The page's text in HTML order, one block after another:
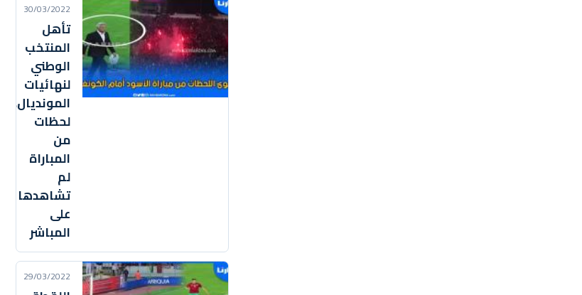
30/03/2022
تأهل
المنتخب
الوطني
لنهائيات
المونديال..
لحظات
من
المباراة
لم
تشاهدها
على
المباشر
29/03/2022